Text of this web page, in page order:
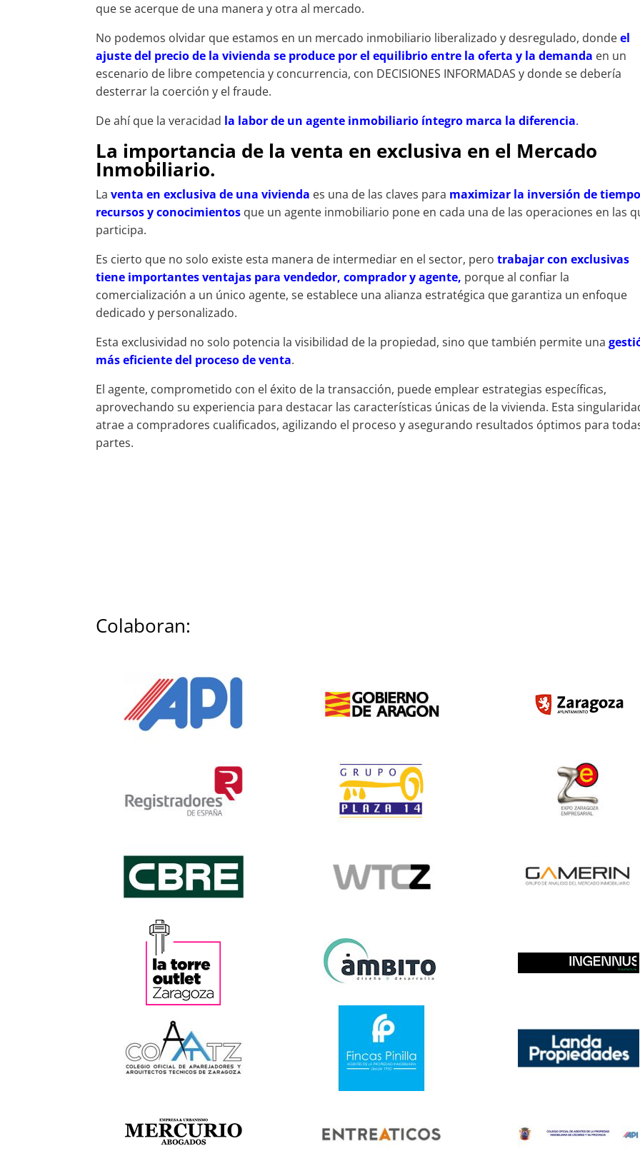
que se acerque de una manera y otra al mercado.
No podemos olvidar que estamos en un mercado inmobiliario liberalizado y desregulado, dondeel
ajuste del precio de la vivienda se produce por el equilibrio entre la oferta y la demanda en un
escenario de libre competencia y concurrencia, con DECISIONES INFORMADAS y donde se debería
desterrar la coerción y el fraude.
De ahí que la veracidad la labor de un agente inmobiliario íntegro marca la diferencia.
La importancia de la venta en exclusiva en el Mercado
Inmobiliario.
Laventa en exclusiva de una vivienda es una de las claves para maximizar la inversión de
recursos y conocimientos que un agente inmobiliario pone en cada una de las operaciones en las
participa.
Es cierto que no solo existe esta manera de intermediar en el sector, perotrabajar con exclusivas
tiene importantes ventajas para vendedor, comprador y agente, porque al confiar la
comercialización a un único agente, se establece una alianza estratégica que garantiza un enfoque
dedicado y personalizado.
Esta exclusividad no solo potencia la visibilidad de la propiedad, sino que también permite una
más eficiente del proceso de venta.
El agente, comprometido con el éxito de la transacción, puede emplear estrategias específicas,
aprovechando su experiencia para destacar las características únicas de la vivienda. Esta
atrae a compradores cualificados, agilizando el proceso y asegurando resultados óptimos para
partes.
Colaboran: